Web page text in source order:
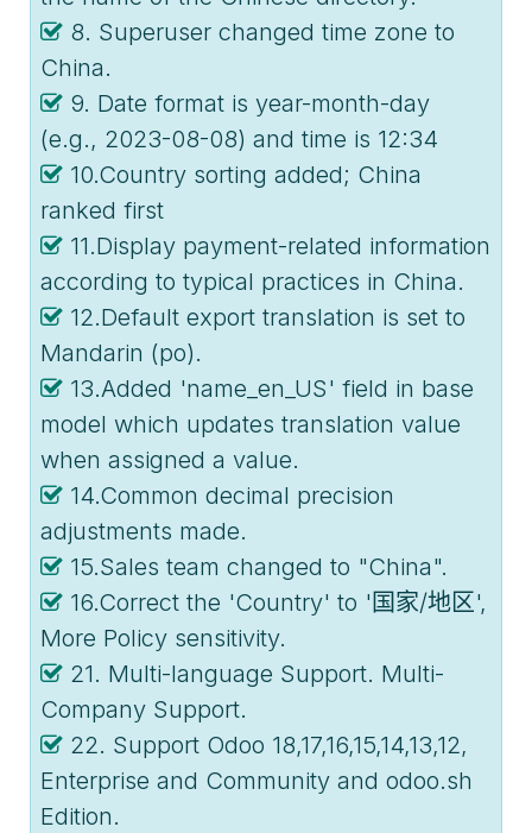
8. Superuser changed time zone to
China.
9. Date format is year-month-day
(e.g., 2023-08-08) and time is 12:34
10.Country sorting added; China
ranked first
11.Display payment-related information
according to typical practices in China.
12.Default export translation is set to
Mandarin (po).
13.Added 'name_en_US' field in base
model which updates translation value
when assigned a value.
14.Common decimal precision
adjustments made.
15.Sales team changed to "China".
16.Correct the 'Country' to '国家/地区',
More Policy sensitivity.
21. Multi-language Support. Multi-
Company Support.
22. Support Odoo 18,17,16,15,14,13,12,
Enterprise and Community and odoo.sh
Edition.